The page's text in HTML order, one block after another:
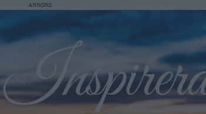
badhus
ANNONS